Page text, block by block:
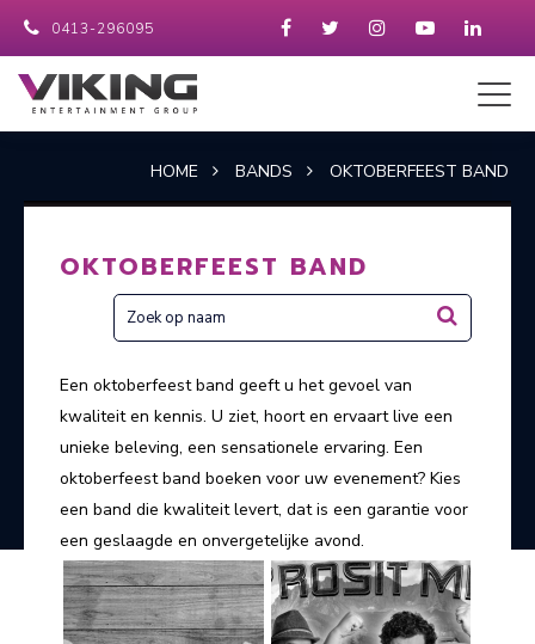
0413-296095
HOME BANDS OKTOBERFEEST BAND
OKTOBERFEEST BAND
Een oktoberfeest band geeft u het gevoel van
kwaliteit en kennis. U ziet, hoort en ervaart live een
unieke beleving, een sensationele ervaring. Een
oktoberfeest band boeken voor uw evenement? Kies
een band die kwaliteit levert, dat is een garantie voor
een geslaagde en onvergetelijke avond.